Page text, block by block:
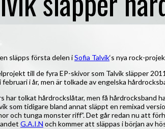
släpps första delen iSofia Talvik‘s nya rock-
till de fyra EP-skivor som Talvik släpper
februari i år, men är tolkade av engelska
har tolkat hårdrockslåtar, men få hårdrocksband
som tidigare bland annat släppt en remixad
och tunga monster riff”. Det går redan nu att
G.A.I.N och kommer att släppas i början av